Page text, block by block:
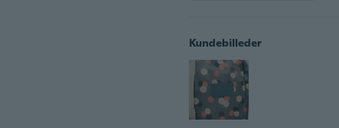
Kundebilleder